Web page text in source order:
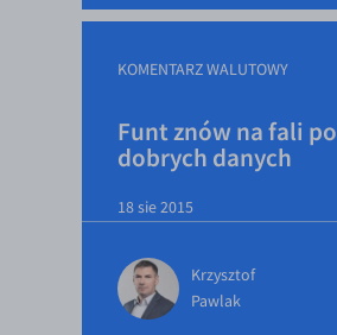
EUR/JPY
EUR/SGD
EUR/TRY
EUR/ZAR
USD/CHF
KOMENTARZ WALUTOWY
Funt znów na fali po
dobrych danych
18 sie 2015
Krzysztof
Pawlak